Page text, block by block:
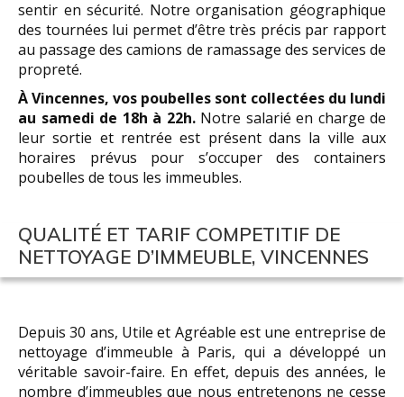
sentir en sécurité. Notre organisation géographique
des tournées lui permet d’être très précis par rapport
au passage des camions de ramassage des services de
propreté.
À Vincennes, vos poubelles sont collectées du lundi
au samedi de 18h à 22h. Notre salarié en charge de
leur sortie et rentrée est présent dans la ville aux
horaires prévus pour s’occuper des containers
poubelles de tous les immeubles.
QUALITÉ ET TARIF COMPETITIF DE
NETTOYAGE D’IMMEUBLE, VINCENNES
Depuis 30 ans, Utile et Agréable est une entreprise de
nettoyage d’immeuble à Paris, qui a développé un
véritable savoir-faire. En effet, depuis des années, le
nombre d’immeubles que nous entretenons ne cesse